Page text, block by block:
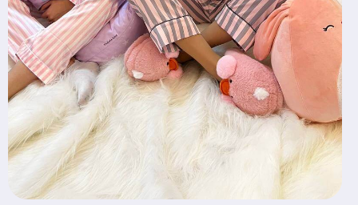
+375 33 669 00 00
Аренда костюмов
+375 25 905 67 07
e-mail: jokers.by@gmail.com
Время
работы:
11.00-20.00
Наш адрес:
Минск, Беларусь ул.
Скрыганова,
6/2 этаж цокольный